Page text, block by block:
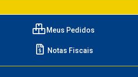
Meus Pedidos
Notas Fiscais